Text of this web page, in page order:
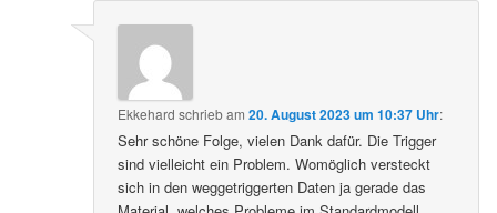
Ekkehard schriebam20. August 2023 um 10:37 Uhr:
Sehr schöne Folge, vielen Dank dafür. Die Trigger
sind vielleicht ein Problem. Womöglich versteckt
sich in den weggetriggerten Daten ja gerade das